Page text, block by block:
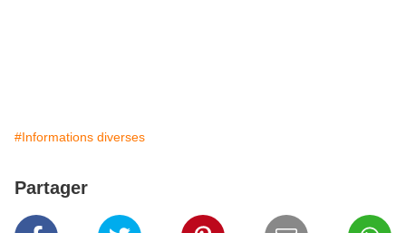
#Informations diverses
Partager